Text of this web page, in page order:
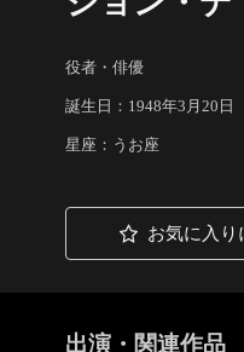
役者・俳優
誕生日：1948年3月20日
星座：うお座
お気に入り
出演・関連作品